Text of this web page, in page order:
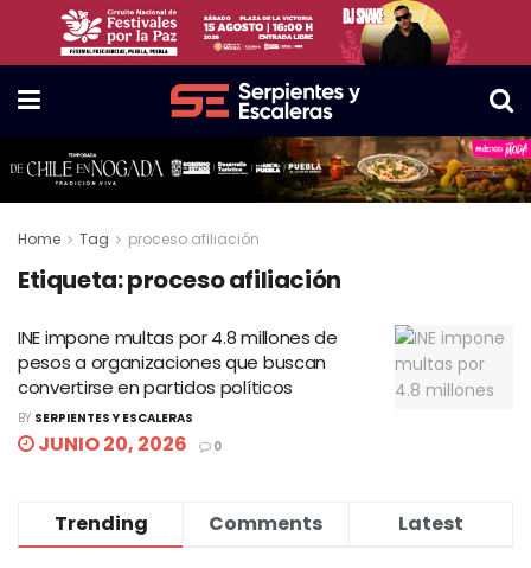
Home Tag proceso afiliación
Etiqueta:proceso afiliación
INE impone multas por 4.8 millones de
pesos a organizaciones que buscan
convertirse en partidos políticos
BY SERPIENTES Y ESCALERAS
JUNIO 20, 2026 0
Trending Comments Latest